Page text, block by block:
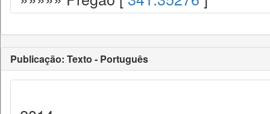
Publicação: Texto - Português